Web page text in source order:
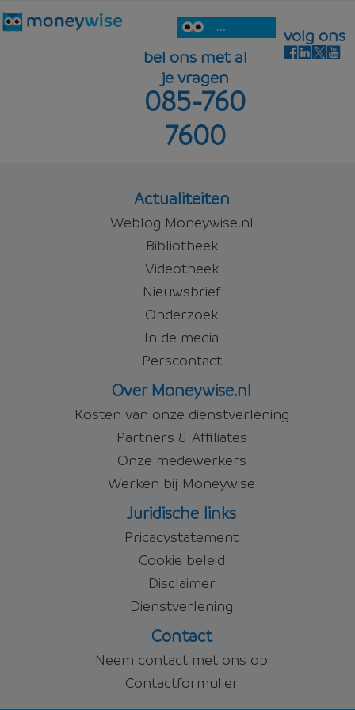
...
bel ons met al
je vragen
085-760
7600
volg ons
Actualiteiten
Weblog Moneywise.nl
Bibliotheek
Videotheek
Nieuwsbrief
Onderzoek
In de media
Perscontact
Over Moneywise.nl
Kosten van onze dienstverlening
Partners & Affiliates
Onze medewerkers
Werken bij Moneywise
Juridische links
Pricacystatement
Cookie beleid
Disclaimer
Dienstverlening
Contact
Neem contact met ons op
Contactformulier